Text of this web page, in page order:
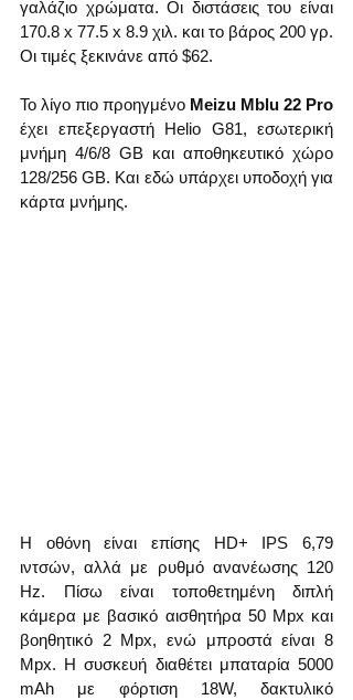
γαλάζιο χρώματα. Οι διστάσεις του είναι
170.8 x 77.5 x 8.9 χιλ. και το βάρος 200 γρ.
Οι τιμές ξεκινάνε από $62.
Το λίγο πιο προηγμένο Meizu Mblu 22 Pro
έχει επεξεργαστή Helio G81, εσωτερική
μνήμη 4/6/8 GB και αποθηκευτικό χώρο
128/256 GB. Και εδώ υπάρχει υποδοχή για
κάρτα μνήμης.
Η οθόνη είναι επίσης HD+ IPS 6,79
ιντσών, αλλά με ρυθμό ανανέωσης 120
Hz. Πίσω είναι τοποθετημένη διπλή
κάμερα με βασικό αισθητήρα 50 Mpx και
βοηθητικό 2 Mpx, ενώ μπροστά είναι 8
Mpx. Η συσκευή διαθέτει μπαταρία 5000
mAh με φόρτιση 18W, δακτυλικό